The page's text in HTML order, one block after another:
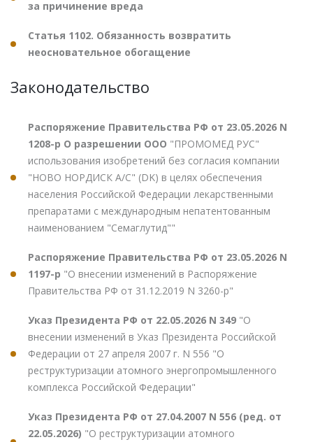
за причинение вреда
Статья 1102. Обязанность возвратить
неосновательное обогащение
Законодательство
Распоряжение Правительства РФ от 23.05.2026 N
1208-р О разрешении ООО "ПРОМОМЕД РУС"
использования изобретений без согласия компании
"НОВО НОРДИСК А/С" (DK) в целях обеспечения
населения Российской Федерации лекарственными
препаратами с международным непатентованным
наименованием "Семаглутид""
Распоряжение Правительства РФ от 23.05.2026 N
1197-р "О внесении изменений в Распоряжение
Правительства РФ от 31.12.2019 N 3260-р"
Указ Президента РФ от 22.05.2026 N 349 "О
внесении изменений в Указ Президента Российской
Федерации от 27 апреля 2007 г. N 556 "О
реструктуризации атомного энергопромышленного
комплекса Российской Федерации"
Указ Президента РФ от 27.04.2007 N 556 (ред. от
22.05.2026) "О реструктуризации атомного